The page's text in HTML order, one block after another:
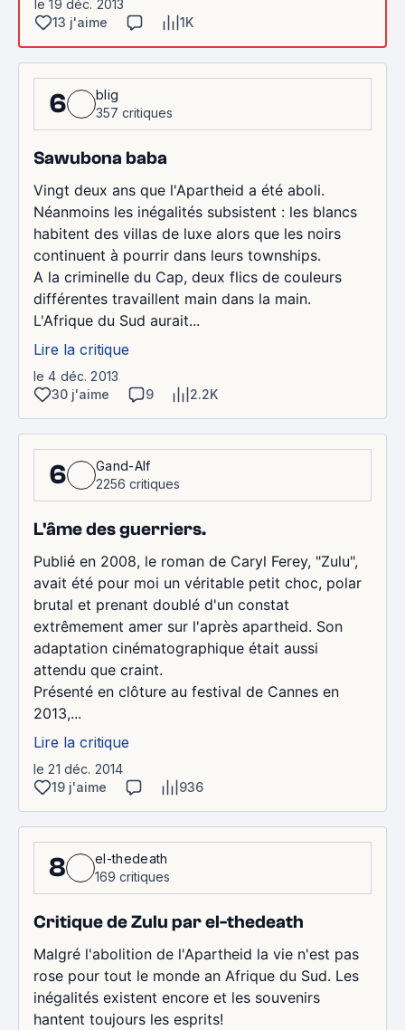
le 19 déc. 2013
13 j'aime
1K
6
blig
357 critiques
Sawubona baba
Vingt deux ans que l'Apartheid a été aboli.
Néanmoins les inégalités subsistent : les blancs
habitent des villas de luxe alors que les noirs
continuent à pourrir dans leurs townships.
A la criminelle du Cap, deux flics de couleurs
différentes travaillent main dans la main.
L'Afrique du Sud aurait...
Lire la critique
le 4 déc. 2013
30 j'aime
9 2.2K
6
Gand-Alf
2256 critiques
L'âme des guerriers.
Publié en 2008, le roman de Caryl Ferey, "Zulu",
avait été pour moi un véritable petit choc, polar
brutal et prenant doublé d'un constat
extrêmement amer sur l'après apartheid. Son
adaptation cinématographique était aussi
attendu que craint.
Présenté en clôture au festival de Cannes en
2013,...
Lire la critique
le 21 déc. 2014
19 j'aime
936
8
el-thedeath
169 critiques
Critique de Zulu par el-thedeath
Malgré l'abolition de l'Apartheid la vie n'est pas
rose pour tout le monde an Afrique du Sud. Les
inégalités existent encore et les souvenirs
hantent toujours les esprits!